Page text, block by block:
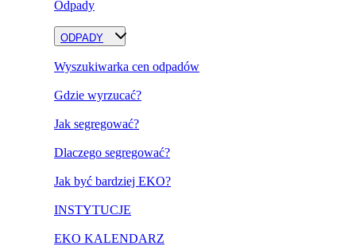
Odpady
ODPADY
Wyszukiwarka cen odpadów
Gdzie wyrzucać?
Jak segregować?
Dlaczego segregować?
Jak być bardziej EKO?
INSTYTUCJE
EKO KALENDARZ